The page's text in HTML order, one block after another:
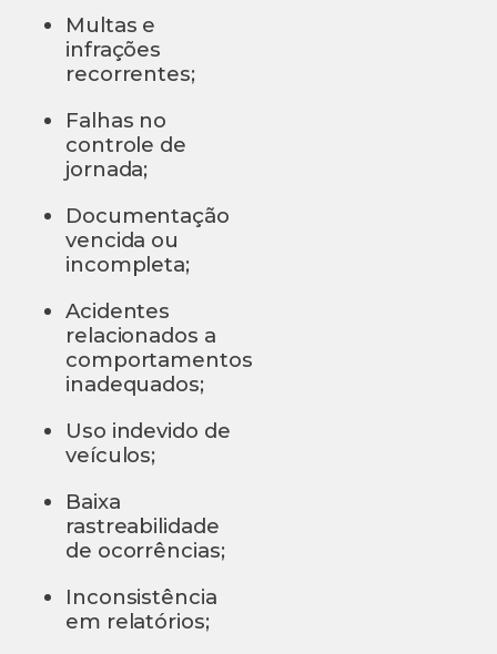
Multas e
infrações
recorrentes;
Falhas no
controle de
jornada;
Documentação
vencida ou
incompleta;
Acidentes
relacionados a
comportamentos
inadequados;
Uso indevido de
veículos;
Baixa
rastreabilidade
de ocorrências;
Inconsistência
em relatórios;